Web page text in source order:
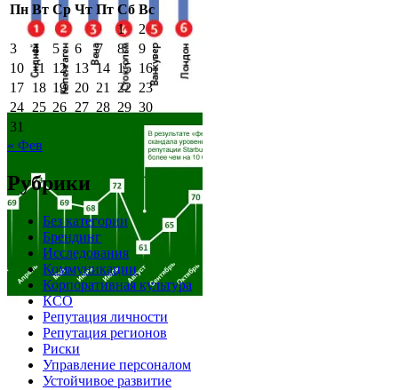
Пн Вт Ср Чт Пт Сб Вс
1
2
3
4 5 6 7 8
9
10 11 12 13 14 15 16
17 18 19 20 21 22 23
24 25 26 27 28 29 30
31
« Фев
Рубрики
Без категории
Брендинг
Исследования
Коммуникации
Корпоративная культура
КСО
Репутация личности
Репутация регионов
Риски
Управление персоналом
Устойчивое развитие